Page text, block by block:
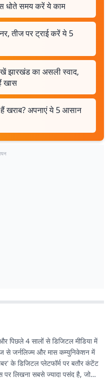
धोते समय करें ये काम
तीज पर ट्राई करें ये 5
झारखंड का असली स्वाद,
खास
हैं खराब? अपनाएं ये 5 आसान
पिछले 4 सालों से डिजिटल मीडिया में
से जर्नलिज्म और मास कम्युनिकेशन में
के डिजिटल प्लेटफॉर्म पर बतौर कंटेंट
पर लिखना सबसे ज्यादा पसंद है, जो